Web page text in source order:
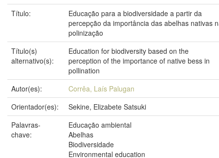
Título:
Educação para a biodiversidade a partir da
percepção da importância das abelhas nativas
polinização
Título(s)
alternativo(s):
Education for biodiversity based on the
perception of the importance of native bess in
pollination
Autor(es):
Corrêa, Laís Palugan
Orientador(es):
Sekine, Elizabete Satsuki
Palavras-
chave:
Educação ambiental
Abelhas
Biodiversidade
Environmental education